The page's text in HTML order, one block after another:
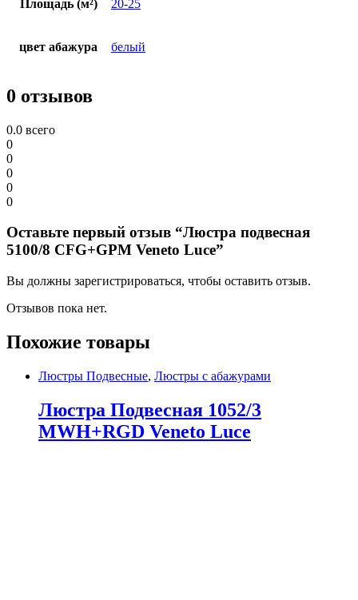
Площадь (м²) 20-25
цвет абажура белый
0 отзывов
0.0 всего
0
0
0
0
0
Оставьте первый отзыв “Люстра подвесная
5100/8 CFG+GPM Veneto Luce”
Вы должны зарегистрироваться, чтобы оставить отзыв.
Отзывов пока нет.
Похожие товары
Люстры Подвесные, Люстры с абажурами
Люстра Подвесная 1052/3
MWH+RGD Veneto Luce